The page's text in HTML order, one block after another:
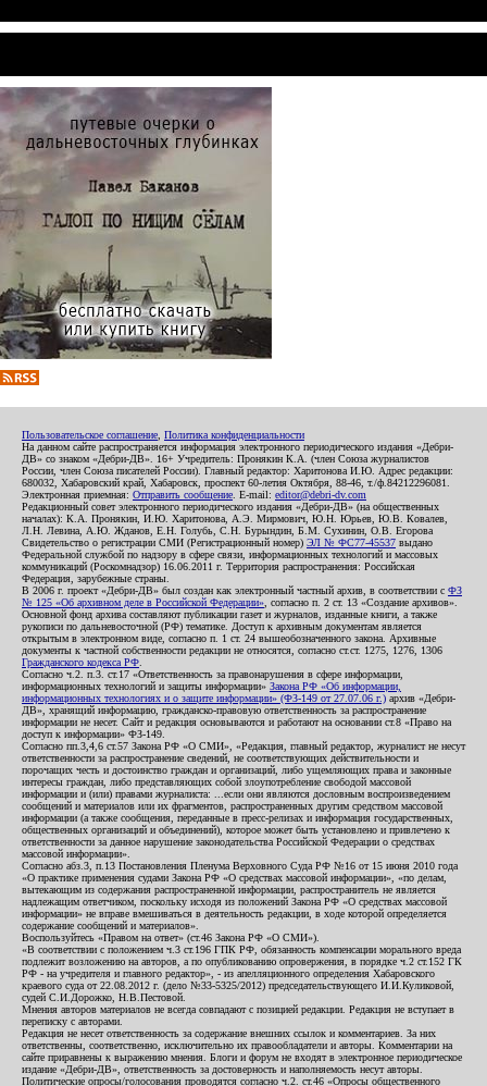
Пользовательское соглашение Политика конфиденциальности
На данном сайте распространяется информация электронного периодического издания «Дебри-
ДВ» со знаком «Дебри-ДВ». 16+ Учредитель: Пронякин К.А. (член Союза журналистов
России, член Союза писателей России). Главный редактор: Харитонова И.Ю. Адрес редакции:
680032, Хабаровский край, Хабаровск, проспект 60-летия Октября, 88-46, т./ф.84212296081.
Электронная приемная: Отправить сообщение . E-mail: editor@debri-dv.com
Редакционный совет электронного периодического издания «Дебри-ДВ» (на общественных
началах): К.А. Пронякин, И.Ю. Харитонова, А.Э. Мирмович, Ю.Н. Юрьев, Ю.В. Ковалев,
Л.Н. Левина, А.Ю. Жданов, Е.Н. Голубь, С.Н. Бурындин, Б.М. Сухинин, О.В. Егорова
Свидетельство о регистрации СМИ (Регистрационный номер) ЭЛ № ФС77-45537 выдано
Федеральной службой по надзору в сфере связи, информационных технологий и массовых
коммуникаций (Роскомнадзор) 16.06.2011 г. Территория распространения: Российская
Федерация, зарубежные страны.
В 2006 г. проект «Дебри-ДВ» был создан как электронный частный архив, в соответствии с ФЗ
№ 125 «Об архивном деле в Российской Федерации» , согласно п. 2 ст. 13 «Создание архивов».
Основной фонд архива составляют публикации газет и журналов, изданные книги, а также
рукописи по дальневосточной (РФ) тематике. Доступ к архивным документам является
открытым в электронном виде, согласно п. 1 ст. 24 вышеобозначенного закона. Архивные
документы к частной собственности редакции не относятся, согласно ст.ст. 1275, 1276, 1306
Гражданского кодекса РФ
Согласно ч.2. п.3. ст.17 «Ответственность за правонарушения в сфере информации,
информационных технологий и защиты информации» Закона РФ «Об информации,
информационных технологиях и о защите информации» (ФЗ-149 от 27.07.06 г.) архив «Дебри-
ДВ», хранящий информацию, гражданско-правовую ответственность за распространение
информации не несет. Сайт и редакция основываются и работают на основании ст.8 «Право на
доступ к информации» ФЗ-149.
Согласно пп.3,4,6 ст.57 Закона РФ «О СМИ», «Редакция, главный редактор, журналист не несут
ответственности за распространение сведений, не соответствующих действительности и
порочащих честь и достоинство граждан и организаций, либо ущемляющих права и законные
интересы граждан, либо представляющих собой злоупотребление свободой массовой
информации и (или) правами журналиста: ...если они являются дословным воспроизведением
сообщений и материалов или их фрагментов, распространенных другим средством массовой
информации (а также сообщения, переданные в пресс-релизах и информация государственных,
общественных организаций и объединений), которое может быть установлено и привлечено к
ответственности за данное нарушение законодательства Российской Федерации о средствах
массовой информации».
Согласно абз.3, п.13 Постановления Пленума Верховного Суда РФ №16 от 15 июня 2010 года
«О практике применения судами Закона РФ «О средствах массовой информации», «по делам,
вытекающим из содержания распространенной информации, распространитель не является
надлежащим ответчиком, поскольку исходя из положений Закона РФ «О средствах массовой
информации» не вправе вмешиваться в деятельность редакции, в ходе которой определяется
содержание сообщений и материалов».
Воспользуйтесь «Правом на ответ» (ст.46 Закона РФ «О СМИ»).
«В соответствии с положением ч.3 ст.196 ГПК РФ, обязанность компенсации морального вреда
подлежит возложению на авторов, а по опубликованию опровержения, в порядке ч.2 ст.152 ГК
РФ - на учредителя и главного редактор», - из апелляционного определения Хабаровского
краевого суда от 22.08.2012 г. (дело №33-5325/2012) председательствующего И.И.Куликовой,
судей С.И.Дорожко, Н.В.Пестовой.
Мнения авторов материалов не всегда совпадают с позицией редакции. Редакция не вступает в
переписку с авторами.
Редакция не несет ответственность за содержание внешних ссылок и комментариев. За них
ответственны, соответственно, исключительно их правообладатели и авторы. Комментарии на
сайте приравнены к выражению мнения. Блоги и форум не входят в электронное периодическое
издание «Дебри-ДВ», ответственность за достоверность и наполняемость несут авторы.
Политические опросы/голосования проводятся согласно ч.2. ст.46 «Опросы общественного